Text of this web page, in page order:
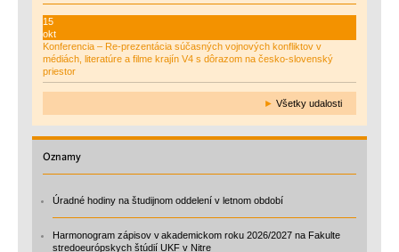
15
okt
Konferencia – Re-prezentácia súčasných vojnových konfliktov v
médiách, literatúre a filme krajín V4 s dôrazom na česko-slovenský
priestor
► Všetky udalosti
Oznamy
Úradné hodiny na študijnom oddelení v letnom období
Harmonogram zápisov v akademickom roku 2026/2027 na Fakulte
stredoeurópskych štúdií UKF v Nitre